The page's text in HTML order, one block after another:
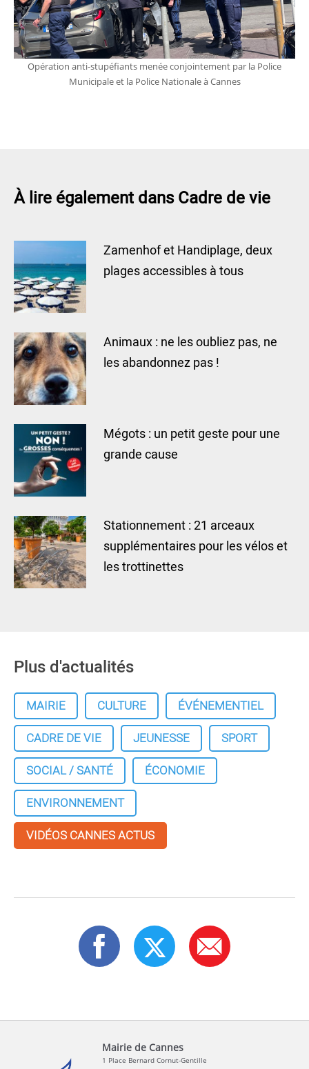
Opération anti-stupéfiants menée conjointement par la Police
Municipale et la Police Nationale à Cannes
À lire également dans Cadre de vie
Zamenhof et Handiplage, deux
plages accessibles à tous
Animaux : ne les oubliez pas, ne
les abandonnez pas !
Mégots : un petit geste pour une
grande cause
Stationnement : 21 arceaux
supplémentaires pour les vélos et
les trottinettes
Plus d'actualités
MAIRIE CULTURE
ÉVÉNEMENTIEL
CADRE DE VIE
JEUNESSE
SPORT
SOCIAL / SANTÉ
ÉCONOMIE
ENVIRONNEMENT
VIDÉOS CANNES ACTUS
Mairie de Cannes
1 Place Bernard Cornut-Gentille